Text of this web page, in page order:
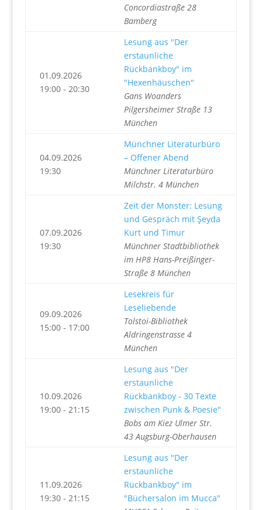
Concordiastraße 28
Bamberg
01.09.2026
19:00 - 20:30
Lesung aus "Der
erstaunliche
Rückbankboy" im
"Hexenhäuschen"
Gans Woanders
Pilgersheimer Straße 13
München
04.09.2026
19:30
Münchner Literaturbüro
– Offener Abend
Münchner Literaturbüro
Milchstr. 4 München
07.09.2026
19:30
Zeit der Monster: Lesung
und Gespräch mit Şeyda
Kurt und Timur
Münchner Stadtbibliothek
im HP8 Hans-Preißinger-
Straße 8 München
09.09.2026
15:00 - 17:00
Lesekreis für
Leseliebende
Tolstoi-Bibliothek
Aldringenstrasse 4
München
10.09.2026
19:00 - 21:15
Lesung aus "Der
erstaunliche
Rückbankboy - 30 Texte
zwischen Punk & Poesie"
Bobs am Kiez Ulmer Str.
43 Augsburg-Oberhausen
11.09.2026
19:30 - 21:15
Lesung aus "Der
erstaunliche
Rückbankboy" im
"Büchersalon im Mucca"